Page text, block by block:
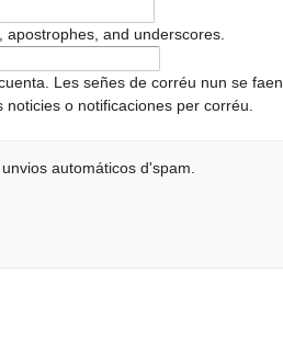
and underscores.
Les señes de corréu nun se faen
o notificaciones per corréu.
automáticos d'spam.